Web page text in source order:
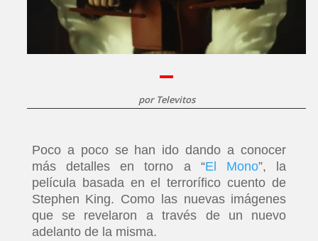
por Televitos
Poco a poco se han ido dando a conocer
más detalles en torno a “El Mono”, la
película basada en el terrorífico cuento de
Stephen King. Como las nuevas imágenes
que se revelaron a través de un nuevo
adelanto de la misma.